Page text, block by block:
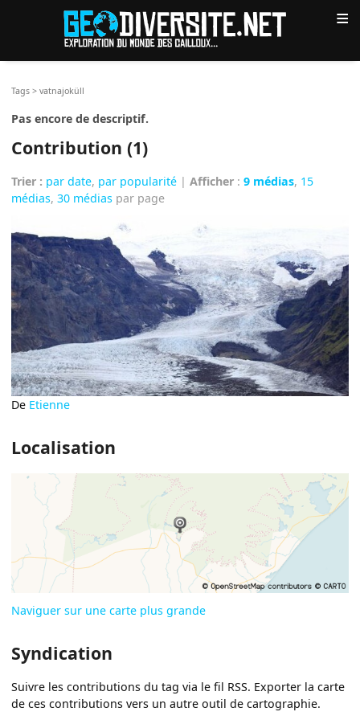
≡
Tags >vatnajoküll
Pas encore de descriptif.
Contribution (1)
Trier : par date, par popularité |Afficher :9 médias, 15
médias,30 médias par page
De Etienne
Localisation
Naviguer sur une carte plus grande
Syndication
Suivre les contributions du tag via le fil RSS. Exporter la carte
de ces contributions vers un autre outil de cartographie.